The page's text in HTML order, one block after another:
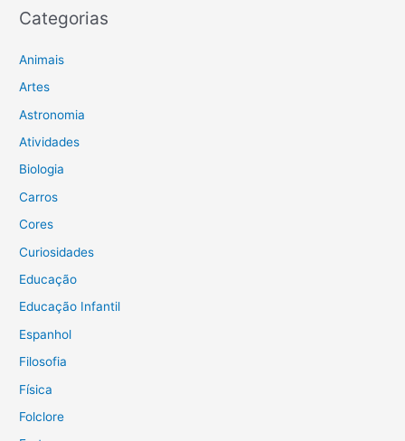
q
i
s
a
r
:
Categorias
Animais
Artes
Astronomia
Atividades
Biologia
Carros
Cores
Curiosidades
Educação
Educação Infantil
Espanhol
Filosofia
Física
Folclore